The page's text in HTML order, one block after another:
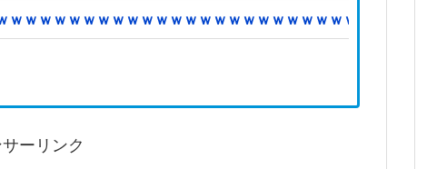
ｗｗｗｗｗｗｗｗｗｗｗｗｗｗｗｗｗｗｗｗｗｗｗｗｗｗｗ
ーリンク